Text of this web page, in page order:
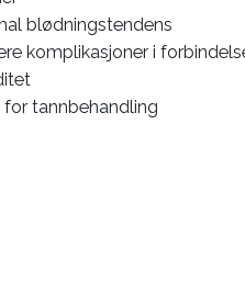
blødningstendens
komplikasjoner i
tannbehandling